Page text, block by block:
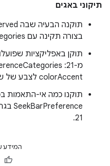
תיקוני באגים
בצורה תקינה עם PreferenceCategories.
colorAccent לצבע של שם הפריט.
תוקנו כמה אי-התאמות
21.
המידע